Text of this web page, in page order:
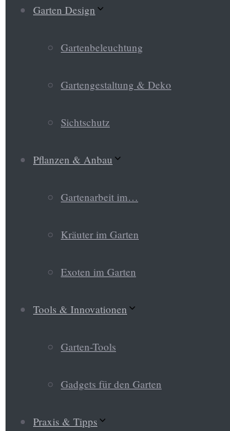
Garten Design
Gartenbeleuchtung
Gartengestaltung & Deko
Sichtschutz
Pflanzen & Anbau
Gartenarbeit im…
Kräuter im Garten
Exoten im Garten
Tools & Innovationen
Garten-Tools
Gadgets für den Garten
Praxis & Tipps